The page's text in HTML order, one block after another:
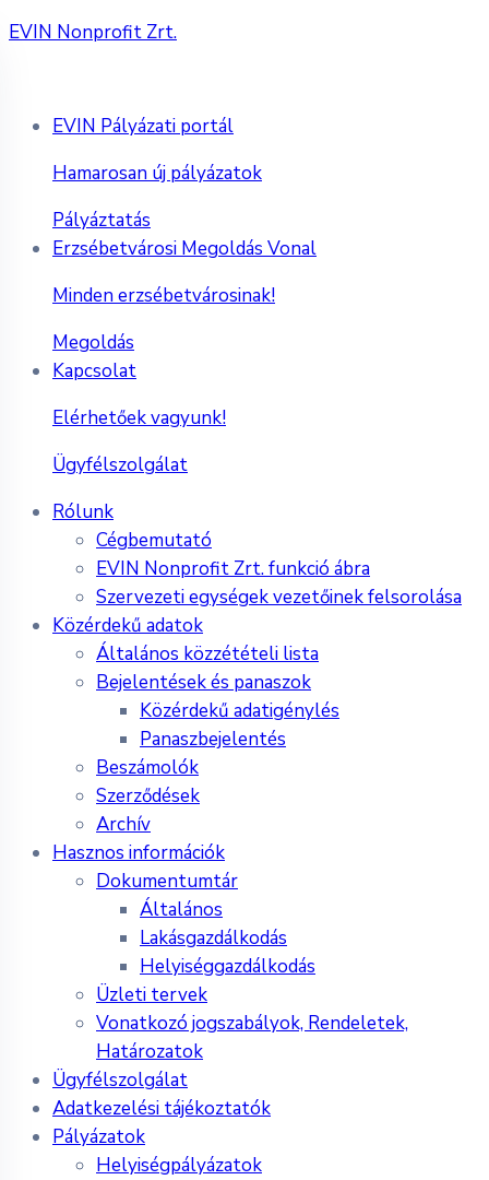
EVIN Nonprofit Zrt.
EVIN Pályázati portál
Hamarosan új pályázatok
Pályáztatás
Erzsébetvárosi Megoldás Vonal
Minden erzsébetvárosinak!
Megoldás
Kapcsolat
Elérhetőek vagyunk!
Ügyfélszolgálat
MenuRólunk
Cégbemutató
EVIN Nonprofit Zrt. funkció ábra
Szervezeti egységek vezetőinek felsorolása
Közérdekű adatok
Általános közzétételi lista
Bejelentések és panaszok
Közérdekű adatigénylés
Panaszbejelentés
Beszámolók
Szerződések
Archív
Hasznos információk
Dokumentumtár
Általános
Lakásgazdálkodás
Helyiséggazdálkodás
Üzleti tervek
Vonatkozó jogszabályok, Rendeletek,
Határozatok
Ügyfélszolgálat
Adatkezelési tájékoztatók
Pályázatok
Helyiségpályázatok